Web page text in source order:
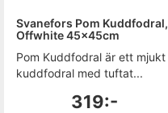
Svanefors Pom Kuddfodral,
Offwhite 45x45cm
Pom Kuddfodral är ett mjukt
kuddfodral med tuftat...
319:-